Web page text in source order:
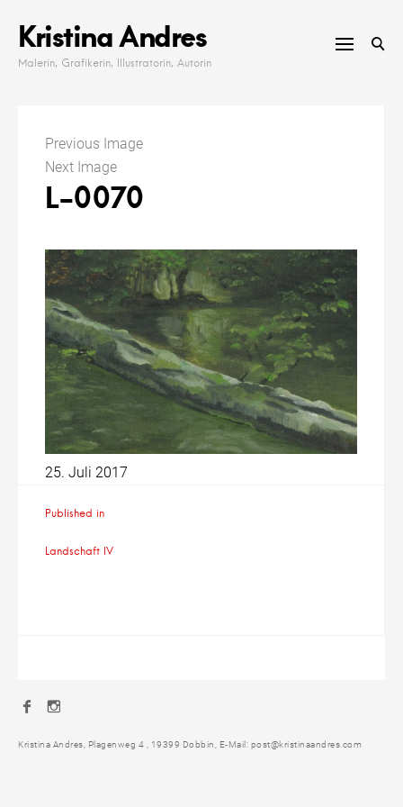
content
Kristina Andres
Malerin, Grafikerin, Illustratorin, Autorin
Previous Image
Next Image
L-0070
25. Juli 2017
Published in
Landschaft IV
Facebook
Kristina Andres, Plagenweg 4 , 19399 Dobbin, E-Mail: post@kristinaandres.com